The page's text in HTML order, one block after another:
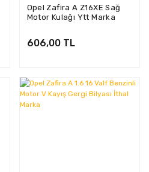
Opel Zafira A Z16XE Sağ
Motor Kulağı Ytt Marka
606,00 TL